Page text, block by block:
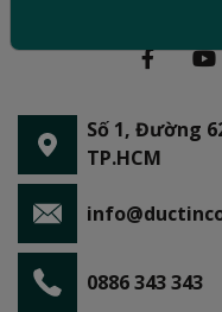
Số 1, Đường
TP.HCM
0886 343 343